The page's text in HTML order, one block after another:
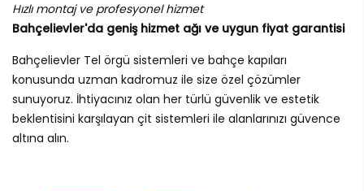
Hızlı montaj ve profesyonel hizmet
Bahçelievler'da geniş hizmet ağı ve uygun fiyat garantisi
Bahçelievler Tel örgü sistemleri ve bahçe kapıları
konusunda uzman kadromuz ile size özel çözümler
sunuyoruz. İhtiyacınız olan her türlü güvenlik ve estetik
beklentisini karşılayan çit sistemleri ile alanlarınızı güvence
altına alın.